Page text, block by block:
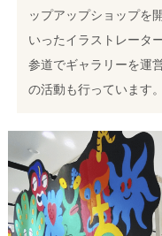
ップアップショップを
いったイラストレータ
参道でギャラリーを運
の活動も行っています。